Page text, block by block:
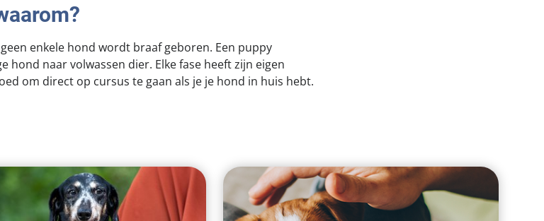
enkele hond wordt braaf geboren. Een puppy
hond naar volwassen dier. Elke fase heeft zijn eigen
om direct op cursus te gaan als je je hond in huis hebt.